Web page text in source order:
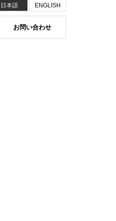
お問い合わせ
日本語 ENGLISH